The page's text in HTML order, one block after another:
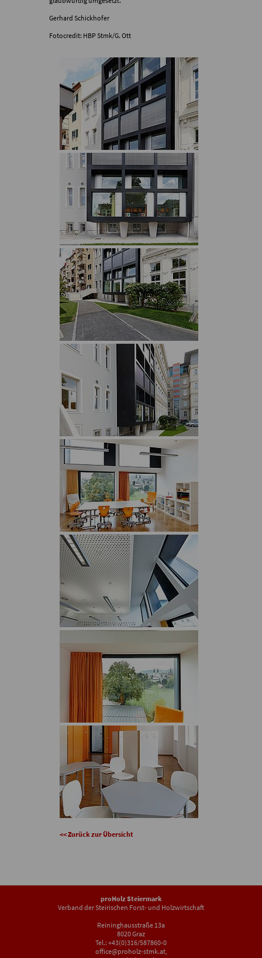
Gerhard Schickhofer
Fotocredit: HBP Stmk/G. Ott
<< Zurück zur Übersicht
proHolz Steiermark
Verband der Steirischen Forst- und Holzwirtschaft
Reininghausstraße 13a
8020 Graz
Tel.: +43(0)316/587860-0
office@proholz-stmk.at,